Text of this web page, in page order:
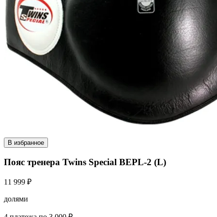
В избранное
Пояс тренера Twins Special BEPL-2 (L)
11 999 ₽
долями